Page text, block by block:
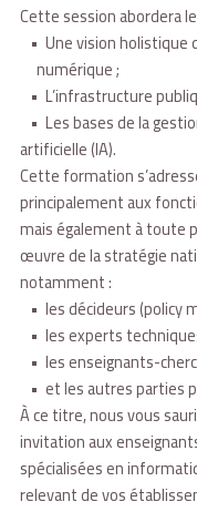
Cette session abordera
• Une vision
numérique ;
• L’infrastructure
• Les bases de la
artificielle (IA).
Cette formation
principalement aux
mais également à toute
œuvre de la stratégie
notamment :
• les décideurs (policy
• les experts
• les enseignants-
• et les autres parties
À ce titre, nous vous
invitation aux
spécialisées en
relevant de vos